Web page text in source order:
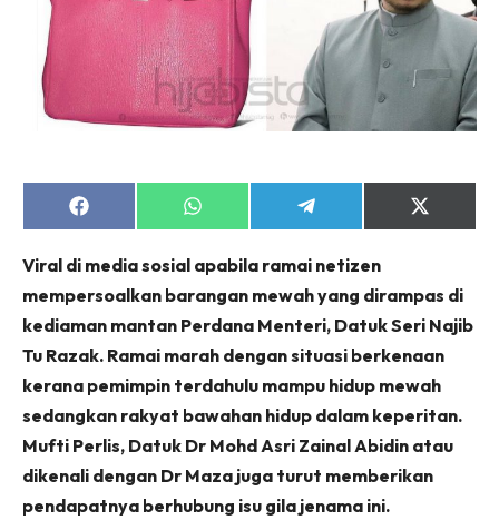
Share
on
Share
on
Share
on
Share
on
Viral di media sosial apabila ramai netizen
mempersoalkan barangan mewah yang dirampas di
kediaman mantan Perdana Menteri, Datuk Seri Najib
Tu Razak. Ramai marah dengan situasi berkenaan
kerana pemimpin terdahulu mampu hidup mewah
sedangkan rakyat bawahan hidup dalam keperitan.
Mufti Perlis, Datuk Dr Mohd Asri Zainal Abidin atau
dikenali dengan Dr Maza juga turut memberikan
pendapatnya berhubung isu gila jenama ini.